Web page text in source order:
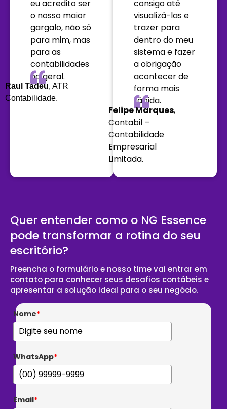
eu acredito ser
o nosso maior
gargalo, não só
para mim, mas
para as
contabilidades
no geral.
Raul Tadeu, ATR
Contabilidade.
consigo até
visualizá-las e
trazer para
dentro do meu
sistema e fazer
a obrigação
acontecer de
forma mais
rápida.
Felipe Marques,
Contabil –
Contabilidade
Empresarial
Limitada.
Quer entender como o NG Essence
pode transformar a rotina do seu
escritório?
Preencha o formulário e nosso time vai entrar em
contato para conhecer seus desafios contábeis e
apresentar a solução ideal para o seu negócio.
Nome*
WhatsApp*
Email*